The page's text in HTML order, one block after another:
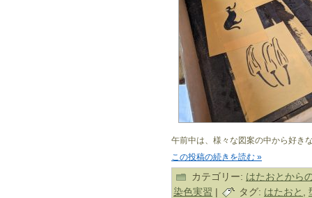
午前中は、様々な図案の中から好き
この投稿の続きを読む »
カテゴリー: はたおとから
染色実習 | タグ: はたおと